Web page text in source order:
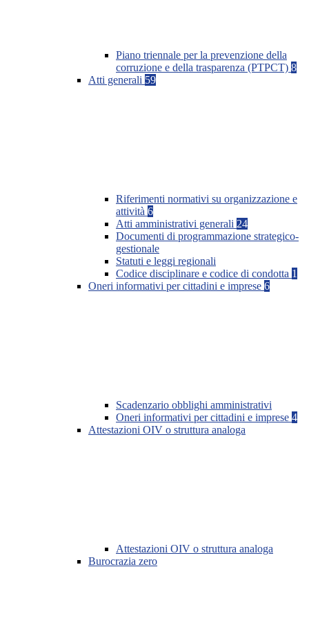
Piano triennale per la prevenzione della
corruzione e della trasparenza (PTPCT) 8
Atti generali 59
Riferimenti normativi su organizzazione e
attività 6
Atti amministrativi generali 24
Documenti di programmazione strategico-
gestionale
Statuti e leggi regionali
Codice disciplinare e codice di condotta 1
Oneri informativi per cittadini e imprese 6
Scadenzario obblighi amministrativi
Oneri informativi per cittadini e imprese 4
Attestazioni OIV o struttura analoga
Attestazioni OIV o struttura analoga
Burocrazia zero